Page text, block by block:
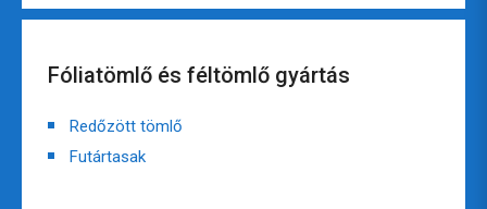
Fóliatömlő és féltömlő gyártás
Redőzött tömlő
Futártasak